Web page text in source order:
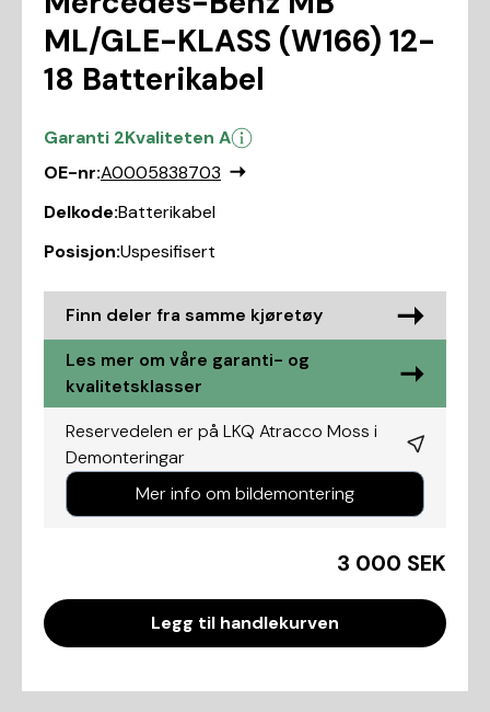
ML/GLE-KLASS (W166) 12-
18 Batterikabel
Garanti 2Kvaliteten A
OE-nr:A0005838703
Delkode:Batterikabel
Posisjon:Uspesifisert
Finn deler fra samme kjøretøy
Les mer om våre garanti- og
kvalitetsklasser
Reservedelen er på LKQ Atracco Moss i
Demonteringar
Mer info om bildemontering
3 000 SEK
Legg til handlekurven